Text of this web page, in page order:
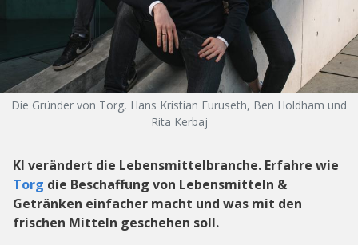
Die Gründer von Torg, Hans Kristian Furuseth, Ben Holdham und
Rita Kerbaj
KI verändert die Lebensmittelbranche. Erfahre wie
Torg die Beschaffung von Lebensmitteln &
Getränken einfacher macht und was mit den
frischen Mitteln geschehen soll.